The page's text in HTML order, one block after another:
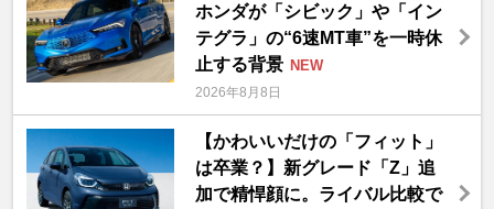
ホンダが「シビック」や「イン
テグラ」の“6速MT車”を一時休
止する背景 NEW
2026年8月8日
【かわいいだけの「フィット」
は卒業？】新グレード「Z」追
加で精悍顔に。ライバル比較で